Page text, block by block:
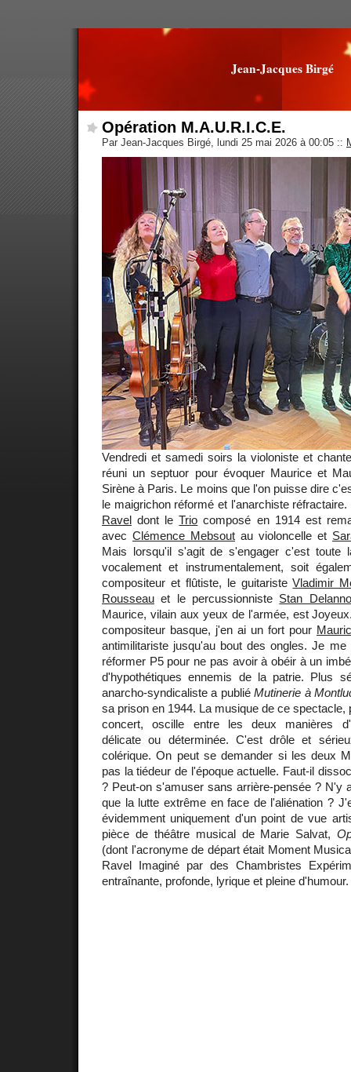
Jean-Jacques Birgé
Opération M.A.U.R.I.C.E.
Par Jean-Jacques Birgé, lundi 25 mai 2026 à 00:05 ::
Vendredi et samedi soirs la violoniste et
réuni un septuor pour évoquer Maurice et
Sirène à Paris. Le moins que l'on puisse dire
le maigrichon réformé et l'anarchiste
Ravel dont leTrio composé en 1914 est
avec Clémence Mebsout au violoncelle et
Mais lorsqu'il s'agit de s'engager c'est toute
vocalement et instrumentalement, soit
compositeur et flûtiste, le guitaristeVladimir
Rousseau et le percussionniste Stan
Maurice, vilain aux yeux de l'armée, est
compositeur basque, j'en ai un fort pour
antimilitariste jusqu'au bout des ongles. Je
réformer P5 pour ne pas avoir à obéir à un
d'hypothétiques ennemis de la patrie. Plus
anarcho-syndicaliste a publiéMutinerie à
sa prison en 1944. La musique de ce spectacle,
concert, oscille entre les deux manières
délicate ou déterminée. C'est drôle et
colérique. On peut se demander si les deux
pas la tiédeur de l'époque actuelle. Faut-il
? Peut-on s'amuser sans arrière-pensée ? N'y
que la lutte extrême en face de l'aliénation ?
évidemment uniquement d'un point de vue
pièce de théâtre musical de Marie Salvat,
(dont l'acronyme de départ était Moment
Ravel Imaginé par des Chambristes
entraînante, profonde, lyrique et pleine d'humour.